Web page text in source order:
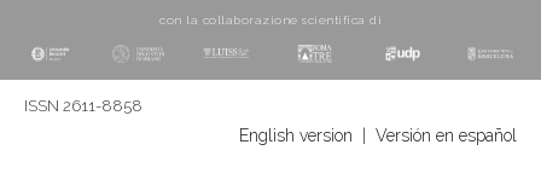
con la collaborazione scientifica di
ISSN 2611-8858
English version Versión en español